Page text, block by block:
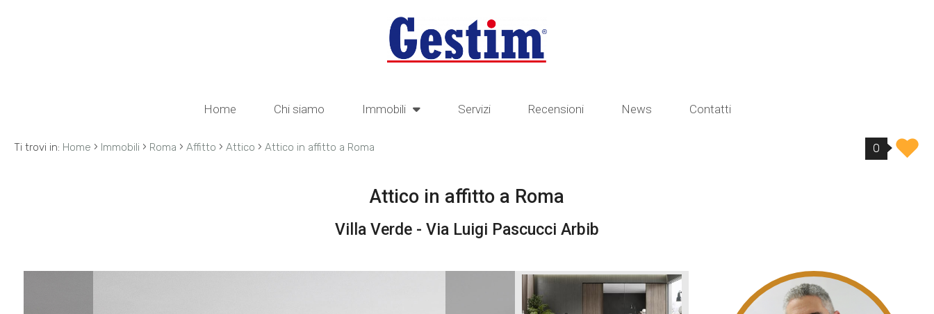
Home Chi siamo Immobili Servizi Recensioni News Contatti
Ti trovi in: Home › Immobili › Roma › Affitto › Attico › Attico in affitto a Roma 0
Attico in affitto a Roma
Villa Verde - Via Luigi Pascucci Arbib
IMMOBILI
NEWS
Qualsiasi
Scegli